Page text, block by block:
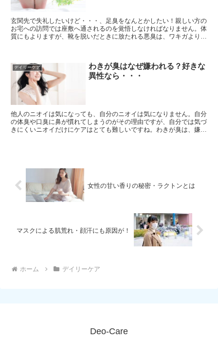
玄関先で失礼したいけど・・・、足臭をなんとかしたい！親しい方の
お宅への訪問では座敷へ通されるのを覚悟しなければなりません。体
質にもよりますが、靴を脱いだときに放たれる悪臭は、ワキガよりも
デイリーケア
わきが臭はなぜ嫌われる？好きな
異性なら・・・
他人のニオイは気になっても、自分のニオイは気になりません。自分
の体臭や口臭に鼻が慣れてしまうのがその理由ですが、自分では気づ
きにくいニオイだけにケアはとても難しいですね。わきが臭は、嫌な
女性の甘い香りの秘密・ラクトンとは
マスクによる肌荒れ・顔汗にも原因が！
ホーム デイリーケア
Deo-Care